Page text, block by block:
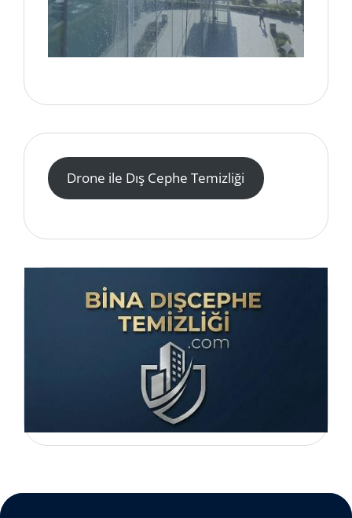
Drone ile Dış Cephe Temizliği